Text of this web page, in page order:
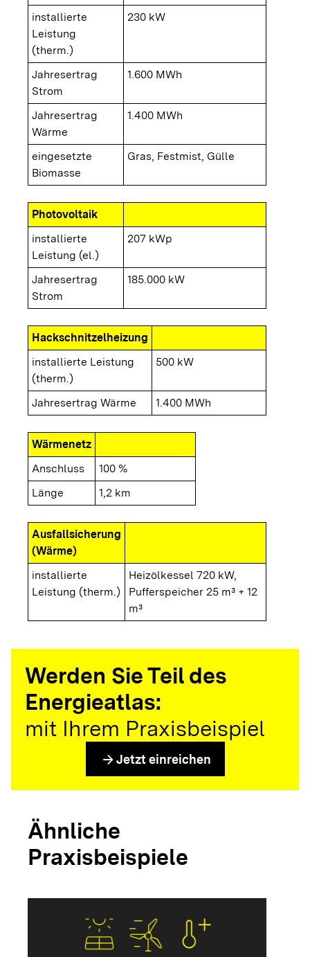
installierte
Leistung
(therm.)
230 kW
Jahresertrag
Strom
1.600 MWh
Jahresertrag
Wärme
1.400 MWh
eingesetzte
Biomasse
Gras, Festmist, Gülle
Photovoltaik
installierte
Leistung (el.)
207 kWp
Jahresertrag
Strom
185.000 kW
Hackschnitzelheizung
installierte Leistung
(therm.)
500 kW
Jahresertrag Wärme 1.400 MWh
Wärmenetz
Anschluss
100 %
Länge
1,2 km
Ausfallsicherung
(Wärme)
installierte
Leistung (therm.)
Heizölkessel 720 kW,
Pufferspeicher 25 m³ + 12
m³
Werden Sie Teil des
Energieatlas:
mit Ihrem Praxisbeispiel
arrow_forward Jetzt einreichen
Ähnliche
Praxisbeispiele